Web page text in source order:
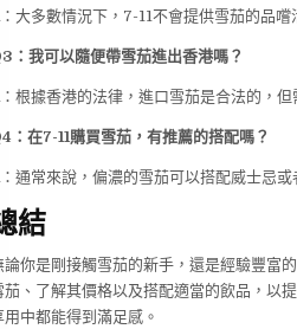
大多數情況下，7-11不會提供雪茄的品
：我可以隨便帶雪茄進出香港嗎？
根據香港的法律，進口雪茄是合法的，
：在7-11購買雪茄，有推薦的搭配嗎？
通常來說，偏濃的雪茄可以搭配威士忌
結
論你是剛接觸雪茄的新手，還是經驗豐富
茄、了解其價格以及搭配適當的飲品，以
用中都能得到滿足感。